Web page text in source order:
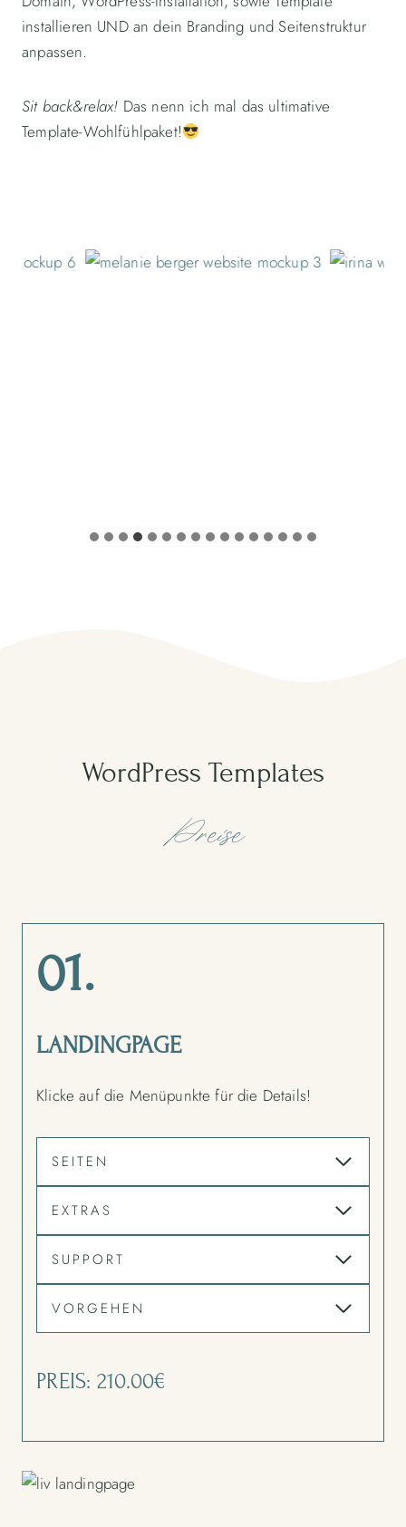
installieren UND an dein Branding und Seitenstruktur
anpassen.
Sit back&relax! Das nenn ich mal das ultimative
Template-Wohlfühlpaket!
WordPress Templates
Preise
01.
LANDINGPAGE
Klicke auf die Menüpunkte für die Details!
SEITEN
EXTRAS
SUPPORT
VORGEHEN
PREIS: 210.00€